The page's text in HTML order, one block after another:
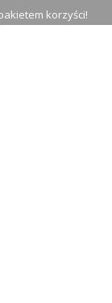
korzyści!